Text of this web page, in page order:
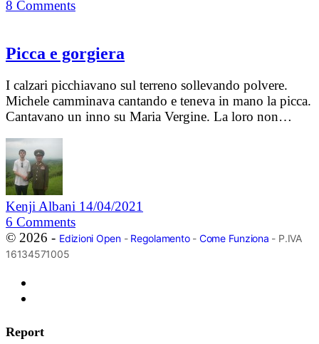
8 Comments
Picca e gorgiera
I calzari picchiavano sul terreno sollevando polvere.
Michele camminava cantando e teneva in mano la picca.
Cantavano un inno su Maria Vergine. La loro non…
Kenji Albani 14/04/2021
6 Comments
© 2026 - Edizioni Open- Regolamento- Come Funziona - P.IVA
16134571005
Report